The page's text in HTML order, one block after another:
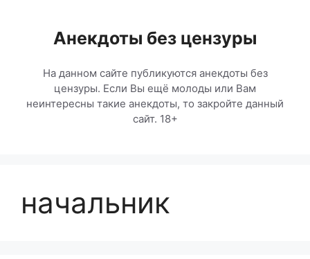
содержимомуАнекдоты без цензуры
На данном сайте публикуются анекдоты без
цензуры. Если Вы ещё молоды или Вам
неинтересны такие анекдоты, то закройте данный
сайт. 18+
начальник